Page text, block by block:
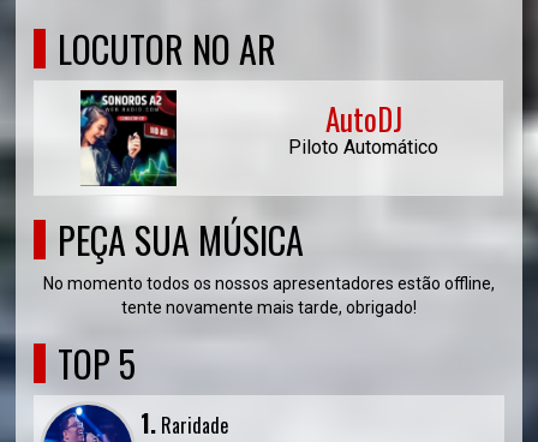
LOCUTOR NO AR
AutoDJ
Piloto Automático
PEÇA SUA MÚSICA
No momento todos os nossos apresentadores estão offline,
tente novamente mais tarde, obrigado!
TOP 5
1. Raridade